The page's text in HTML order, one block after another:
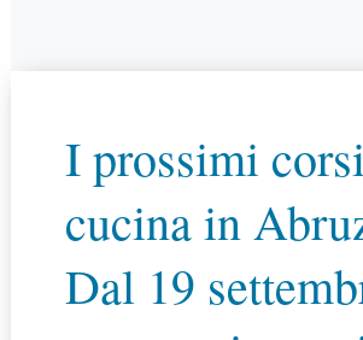
I prossimi
cucina in
Dal 19